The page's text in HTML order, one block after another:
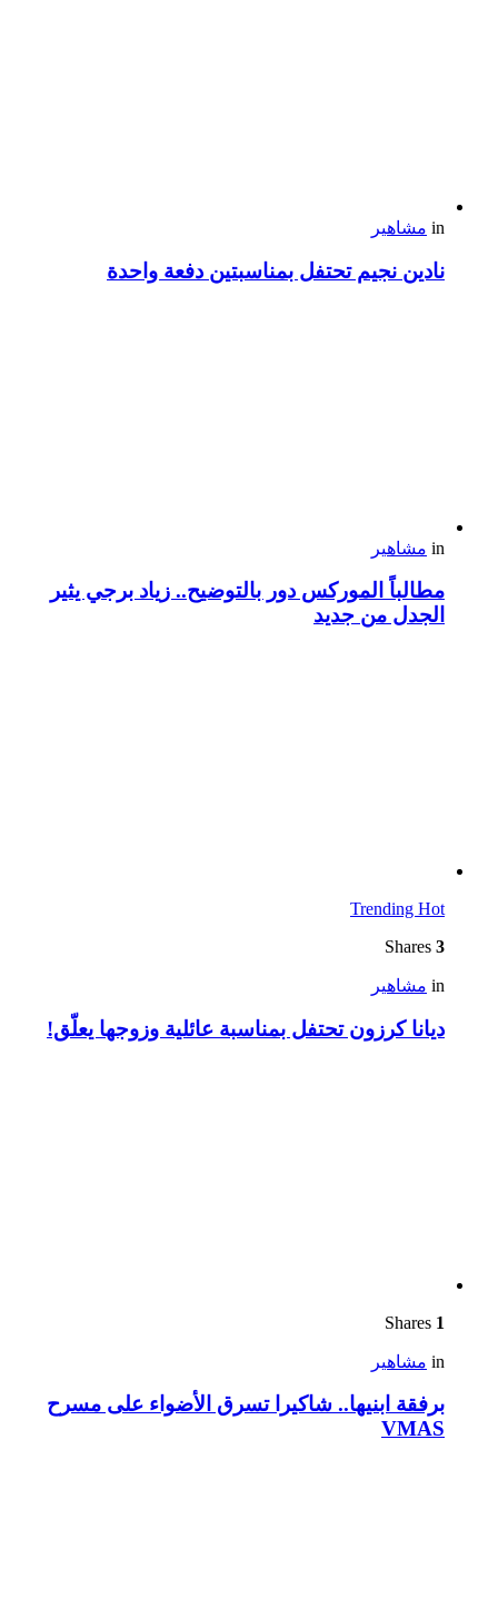
in مشاهير
نادين نجيم تحتفل بمناسبتين دفعة واحدة
in مشاهير
مطالباً الموركس دور بالتوضيح.. زياد برجي يثير
الجدل من جديد
Trending Hot
3
in مشاهير
ديانا كرزون تحتفل بمناسبة عائلية وزوجها يعلّق!
1
in مشاهير
برفقة ابنيها.. شاكيرا تسرق الأضواء على مسرح
VMAS